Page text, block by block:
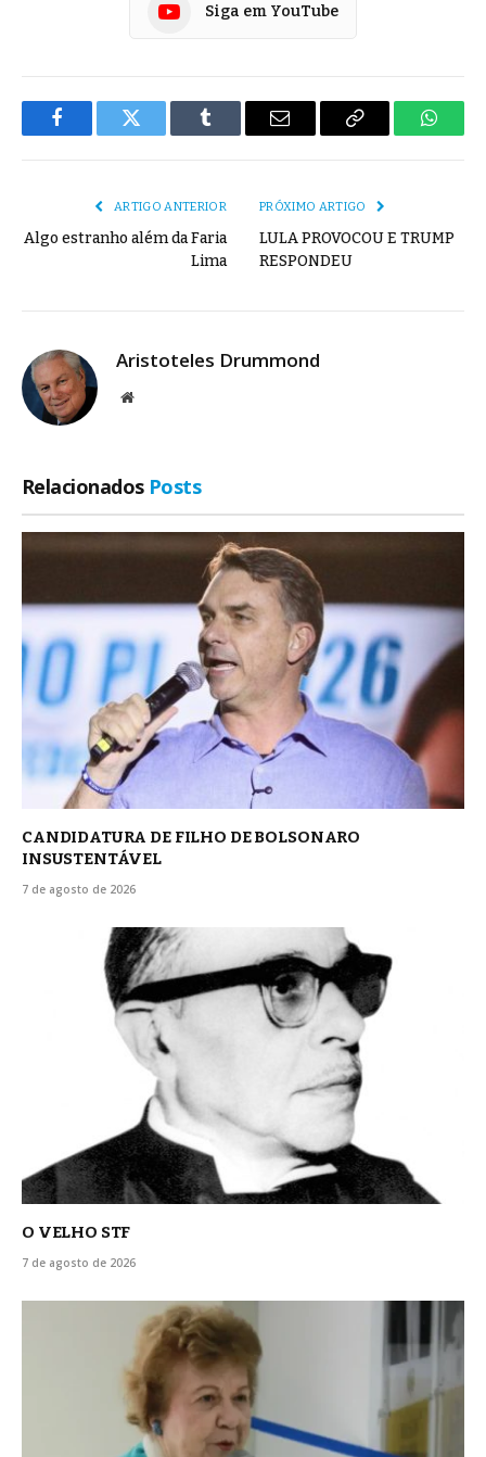
Siga em YouTube
FacebookTwitter Tumblr
E-
Copiar
ARTIGO ANTERIOR
Algo estranho além da Faria
Lima
PRÓXIMO ARTIGO
LULA PROVOCOU E TRUMP
RESPONDEU
Aristoteles Drummond
Site
Relacionados Posts
CANDIDATURA DE FILHO DE BOLSONARO
INSUSTENTÁVEL
7 de agosto de 2026
O VELHO STF
7 de agosto de 2026